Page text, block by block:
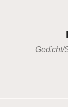
Gedicht/